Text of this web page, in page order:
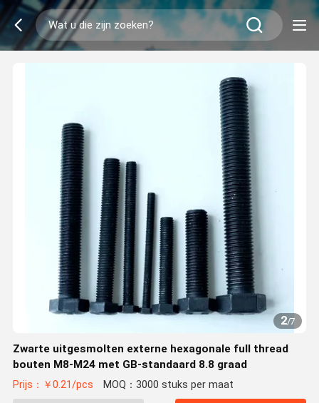
2/7
Zwarte uitgesmolten externe hexagonale full thread
bouten M8-M24 met GB-standaard 8.8 graad
Prijs：￥0.21/pcs MOQ：3000 stuks per maat